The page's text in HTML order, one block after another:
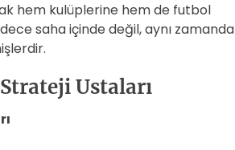
hem kulüplerine hem de futbol
saha içinde değil, aynı zamanda
Ustaları